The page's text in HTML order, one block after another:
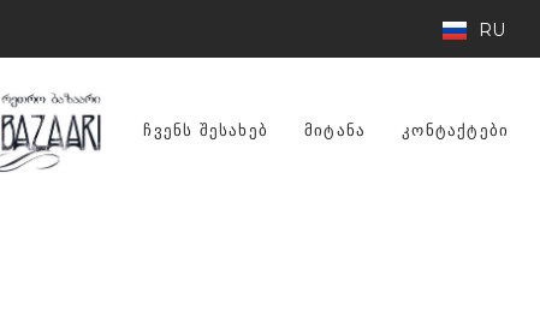
RU
ᲩᲕᲔᲜᲡ ᲨᲔᲡᲐᲮᲔᲑ ᲛᲘᲢᲐᲜᲐ ᲙᲝᲜᲢᲐᲥᲢᲔᲑᲘ